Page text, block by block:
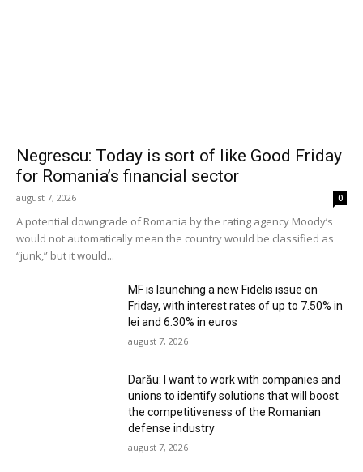
Negrescu: Today is sort of like Good Friday
for Romania’s financial sector
august 7, 2026 0
A potential downgrade of Romania by the rating agency Moody’s
would not automatically mean the country would be classified as
“junk,” but it would...
MF is launching a new Fidelis issue on
Friday, with interest rates of up to 7.50% in
lei and 6.30% in euros
august 7, 2026
Darău: I want to work with companies and
unions to identify solutions that will boost
the competitiveness of the Romanian
defense industry
august 7, 2026